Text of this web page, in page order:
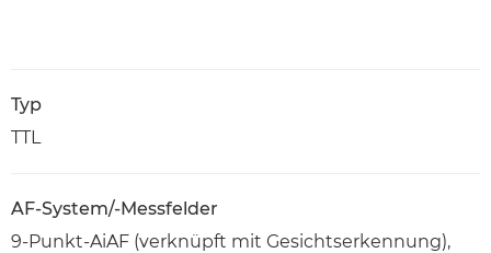
Typ
TTL
AF-System/-Messfelder
9-Punkt-AiAF (verknüpft mit Gesichtserkennung),